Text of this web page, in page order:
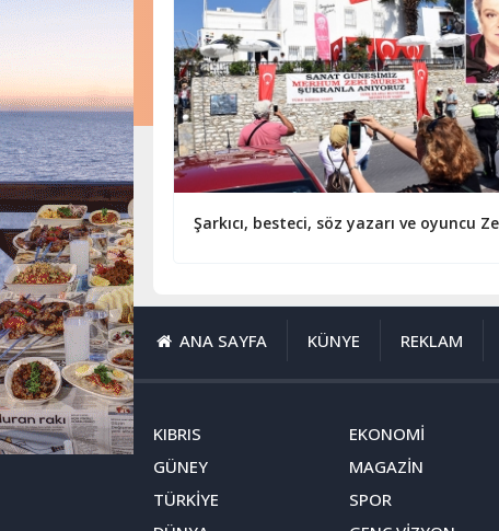
ANA SAYFA KÜNYE REKLAM
KIBRIS
GÜNEY
TÜRKİYE
EKONOMİ
MAGAZİN
SPOR